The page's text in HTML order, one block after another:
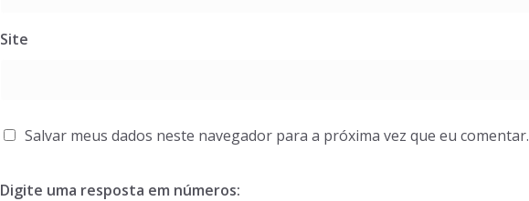
Site
Salvar meus dados neste navegador para a próxima vez que eu comentar.
Digite uma resposta em números: